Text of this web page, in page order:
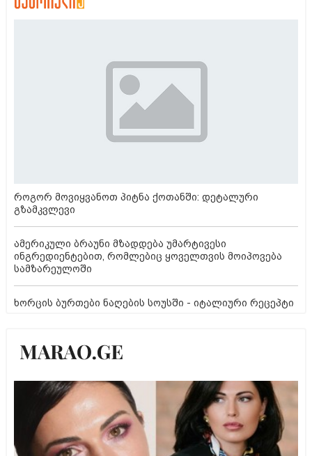
როგორ მოვიყვანოთ პიტნა ქოთანში: დეტალური
გზამკვლევი
ამერიკული ბრაუნი მზადდება უმარტივესი
ინგრედიენტებით, რომლებიც ყოველთვის მოიპოვება
სამზარეულოში
ხორცის ბურთები ნაღების სოუსში - იტალიური რეცეპტი